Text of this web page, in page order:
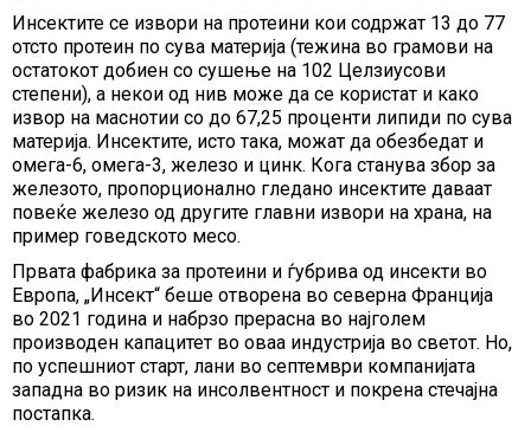
Инсектите се извори на протеини кои содржат 13 до 77
отсто протеин по сува материја (тежина во грамови на
остатокот добиен со сушење на 102 Целзиусови
степени), а некои од нив може да се користат и како
извор на маснотии со до 67,25 проценти липиди по сува
материја. Инсектите, исто така, можат да обезбедат и
омега-6, омега-3, железо и цинк. Кога станува збор за
железото, пропорционално гледано инсектите даваат
повеќе железо од другите главни извори на храна, на
пример говедското месо.
Првата фабрика за протеини и ѓубрива од инсекти во
Европа, „Инсект“ беше отворена во северна Франција
во 2021 година и набрзо прерасна во најголем
производен капацитет во оваа индустрија во светот. Но,
по успешниот старт, лани во септември компанијата
западна во ризик на инсолвентност и покрена стечајна
постапка.